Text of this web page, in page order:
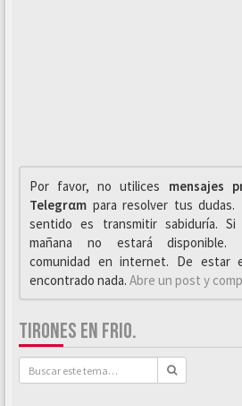
Por favor, no utilices mensajes
Telegrαm para resolver tus dudas.
sentido es transmitir sabiduría.
mañana no estará disponible.
comunidad en internet. De estar
encontrado nada. Abre un post y
TIRONES EN FRIO.